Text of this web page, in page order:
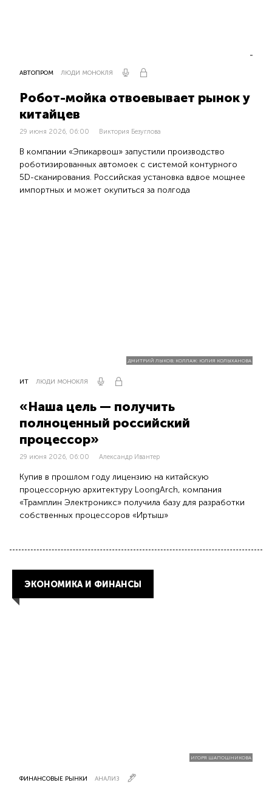
АВТОПРОМ ЛЮДИ МОНОКЛЯ
Робот-мойка отвоевывает рынок у
китайцев
29 июня 2026, 06:00 Виктория Безуглова
В компании «Эпикарвош» запустили производство
роботизированных автомоек с системой контурного
5D-сканирования. Российская установка вдвое мощнее
импортных и может окупиться за полгода
ДМИТРИЙ ЛЫКОВ; КОЛЛАЖ: ЮЛИЯ КОЛЫХАНОВА
ИТ ЛЮДИ МОНОКЛЯ
«Наша цель — получить
полноценный российский
процессор»
29 июня 2026, 06:00 Александр Ивантер
Купив в прошлом году лицензию на китайскую
процессорную архитектуру LoongArch, компания
«Трамплин Электроникс» получила базу для разработки
собственных процессоров «Иртыш»
ЭКОНОМИКА И ФИНАНСЫ
ФИНАНСОВЫЕ РЫНКИ АНАЛИЗ
ИГОРЯ ШАПОШНИКОВА